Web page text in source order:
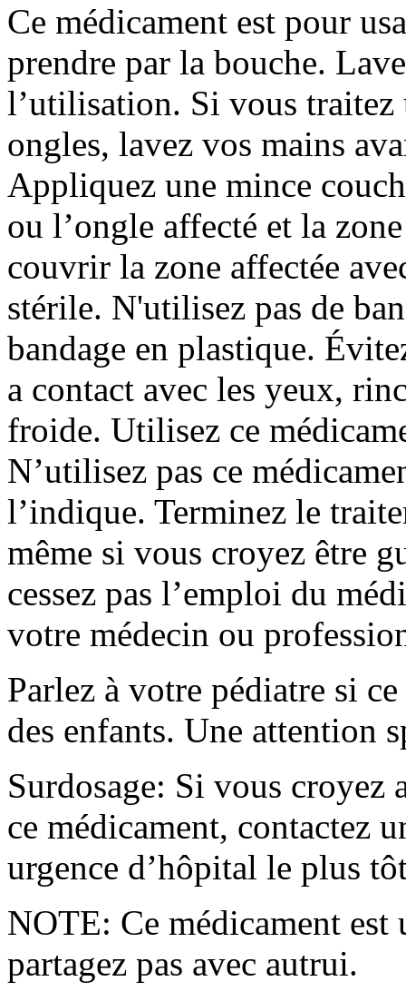
Ce médicament est pour
prendre par la bouche.
l’utilisation. Si vous traitez
ongles, lavez vos mains
Appliquez une mince
ou l’ongle affecté et la
couvrir la zone affectée
stérile. N'utilisez pas de
bandage en plastique.
a contact avec les yeux,
froide. Utilisez ce
N’utilisez pas ce
l’indique. Terminez le
même si vous croyez être
cessez pas l’emploi du
votre médecin ou
Parlez à votre pédiatre si
des enfants. Une attention
Surdosage: Si vous croyez
ce médicament, contactez
urgence d’hôpital le plus
NOTE: Ce médicament
partagez pas avec autrui.